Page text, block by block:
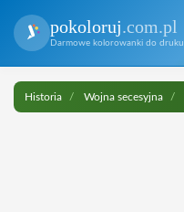
pokoloruj.com.pl
Darmowe kolorowanki do druku
Historia Wojna secesyjna